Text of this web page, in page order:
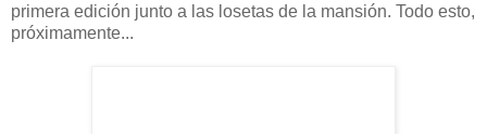
primera edición junto a las losetas de la mansión. Todo esto,
próximamente...